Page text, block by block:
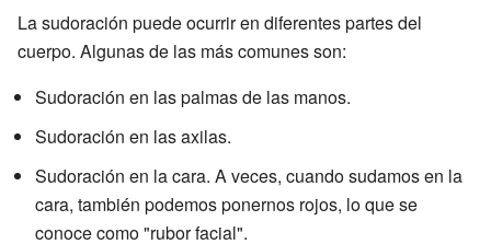
La sudoración puede ocurrir en diferentes partes del
cuerpo. Algunas de las más comunes son:
Sudoración en las palmas de las manos.
Sudoración en las axilas.
Sudoración en la cara. A veces, cuando sudamos en la
cara, también podemos ponernos rojos, lo que se
conoce como "rubor facial".